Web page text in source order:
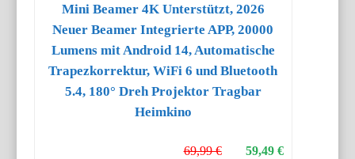
Mini Beamer 4K Unterstützt, 2026
Neuer Beamer Integrierte APP, 20000
Lumens mit Android 14, Automatische
Trapezkorrektur, WiFi 6 und Bluetooth
5.4, 180° Dreh Projektor Tragbar
Heimkino
59,49 €
69,99 €